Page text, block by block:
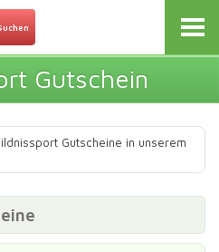
Gutschein
Gutscheine in unserem